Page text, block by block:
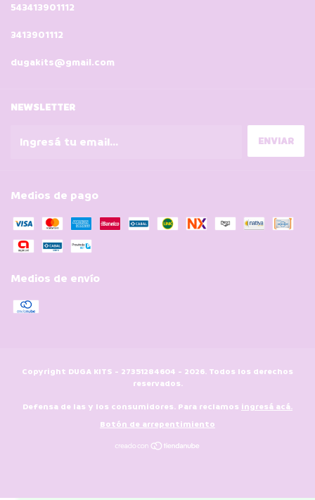
543413901112
3413901112
dugakits@gmail.com
NEWSLETTER
Medios de pago
Medios de envío
Copyright DUGA KITS - 27351284604 - 2026. Todos los derechos
reservados.
Defensa de las y los consumidores. Para reclamos ingresá acá.
Botón de arrepentimiento